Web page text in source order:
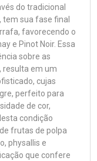
do tradicional
sua fase final
favorecendo o
e Pinot Noir. Essa
sobre as
resulta em um
cujas
perfeito para
de cor,
condição
frutas de polpa
physallis e
que confere